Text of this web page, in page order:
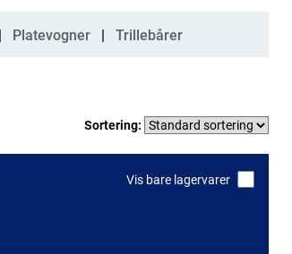
Platevogner Trillebårer
Sortering:
Vis bare lagervarer